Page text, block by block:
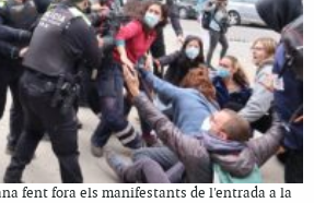
fent fora els manifestants de l'entrada a la